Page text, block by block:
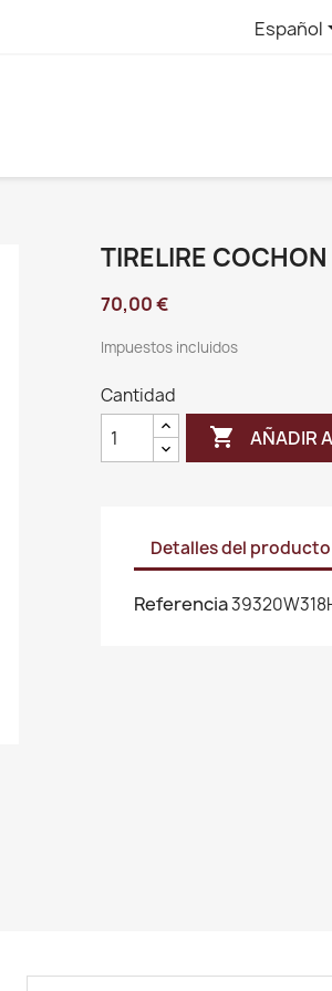
Español
TIRELIRE
70,00 €
Impuestos incluidos
Cantidad
 AÑADIR
Detalles del producto
Referencia